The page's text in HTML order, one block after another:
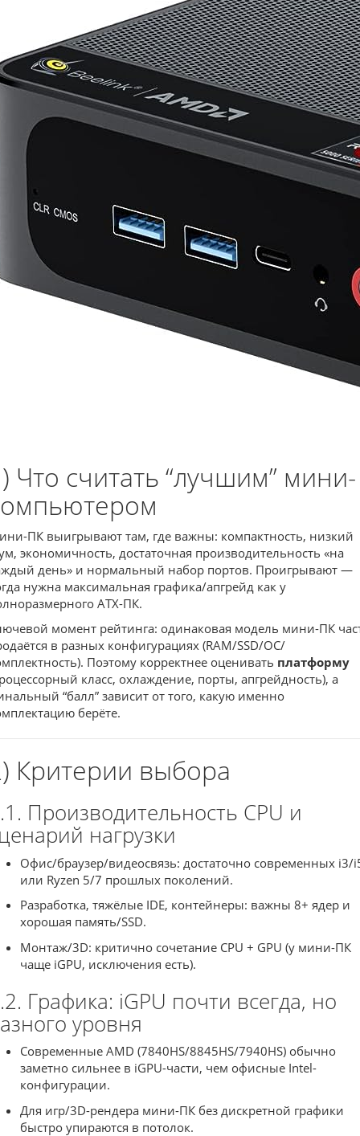
Что считать “лучшим” мини-
ПК выигрывают там, где важны: компактность, низкий
экономичность, достаточная производительность «на
день» и нормальный набор портов. Проигрывают —
нужна максимальная графика/апгрейд как у
ATX-ПК.
момент рейтинга: одинаковая модель мини-ПК
в разных конфигурациях (RAM/SSD/ОС/
Поэтому корректнее оценивать платформу
класс, охлаждение, порты, апгрейдность), а
“балл” зависит от того, какую именно
берёте.
Критерии выбора
Производительность CPU и
нагрузки
Офис/браузер/видеосвязь: достаточно современных i3/
или Ryzen 5/7 прошлых поколений.
Разработка, тяжёлые IDE, контейнеры: важны 8+ ядер и
хорошая память/SSD.
Монтаж/3D: критично сочетание CPU + GPU (у мини-ПК
чаще iGPU, исключения есть).
Графика: iGPU почти всегда, но
уровня
Современные AMD (7840HS/8845HS/7940HS) обычно
заметно сильнее в iGPU-части, чем офисные Intel-
конфигурации.
Для игр/3D-рендера мини-ПК без дискретной графики
быстро упираются в потолок.